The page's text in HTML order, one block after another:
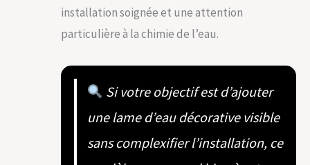
installation soignée et une attention
particulière à la chimie de l’eau.
Si votre objectif est d’ajouter
une lame d’eau décorative visible
sans complexifier l’installation, ce